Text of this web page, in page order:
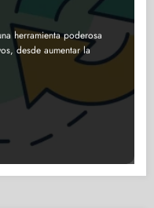
herramienta poderosa
desde aumentar la